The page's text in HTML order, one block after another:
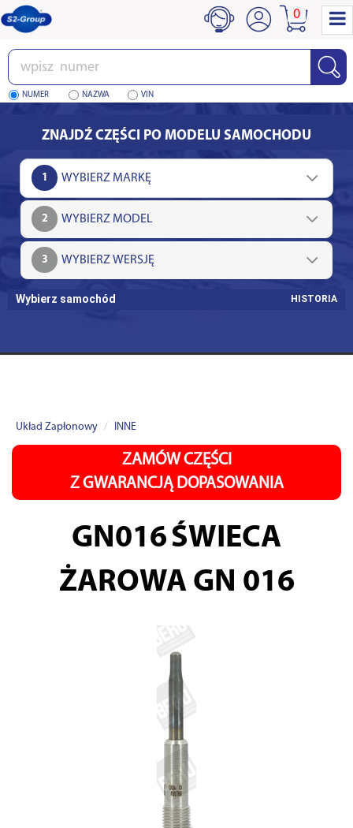
Wpisz
numer
NUMER NAZWA VIN
0
ZNAJDŹ CZĘŚCI PO MODELU SAMOCHODU
1
2
3
Wybierz samochód HISTORIA
Układ Zapłonowy INNE
ZAMÓW CZĘŚCI
Z GWARANCJĄ DOPASOWANIA
GN016ŚWIECA
ŻAROWA GN 016